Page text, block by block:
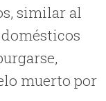
similar al
muerto por